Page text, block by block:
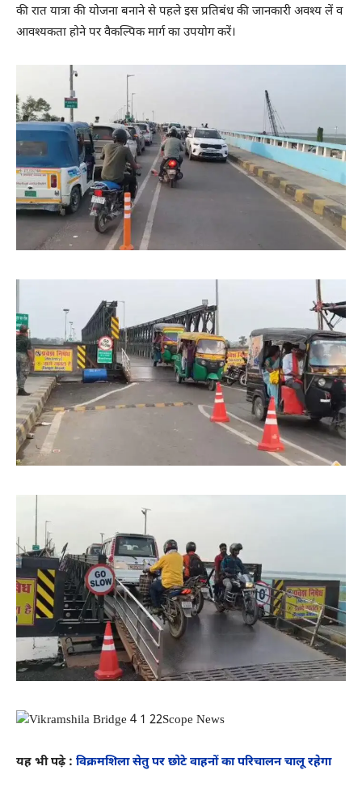
की रात यात्रा की योजना बनाने से पहले इस प्रतिबंध की जानकारी अवश्य लें व
आवश्यकता होने पर वैकल्पिक मार्ग का उपयोग करें।
यह भी पढ़े : विक्रमशिला सेतु पर छोटे वाहनों का परिचालन चालू रहेगा